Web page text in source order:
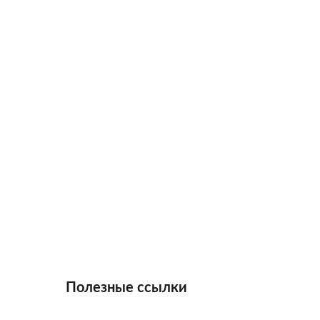
Полезные ссылки